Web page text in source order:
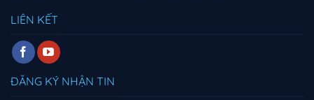
LIÊN KẾT
ĐĂNG KÝ NHẬN TIN